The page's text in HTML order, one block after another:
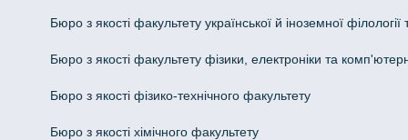
Бюро з якості факультету української й іноземної
Бюро з якості факультету фізики, електроніки та
Бюро з якості фізико-технічного факультету
Бюро з якості хімічного факультету